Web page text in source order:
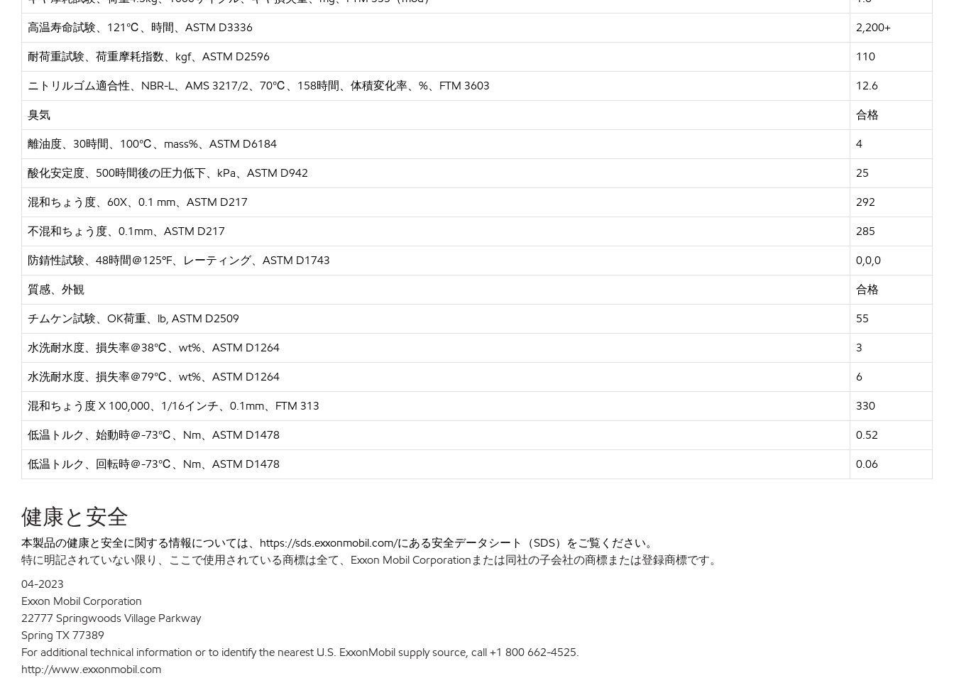
高温寿命試験、 121℃、時間、ASTM D3336
2,200+
耐荷重試験、荷重摩耗指数、 kgf、ASTM D2596
110
ニトリルゴム適合性、 NBR-L、AMS 3217/2、70℃、158時間、体積変化率、%、FTM 3603
12.6
臭気
合格
離油度、 30時間、100℃、mass%、ASTM D6184
4
酸化安定度、 500時間後の圧力低下、kPa、ASTM D942
25
混和ちょう度、 60X、0.1 mm、ASTM D217
292
不混和ちょう度、 0.1mm、ASTM D217
285
防錆性試験、 48時間＠125ºF、レーティング、ASTM D1743
0,0,0
質感、外観
合格
チムケン試験、 OK荷重、lb, ASTM D2509
55
水洗耐水度、損失率＠38℃、wt%、ASTM D1264
3
水洗耐水度、損失率＠79℃、wt%、ASTM D1264
6
混和ちょう度X 100,000、1/16インチ、0.1mm、FTM 313
330
低温トルク、始動時＠-73℃、Nm、ASTM D1478
0.52
低温トルク、回転時＠-73℃、Nm、ASTM D1478 0.06
健康と安全
本製品の健康と安全に関する情報については、 https://sds.exxonmobil.com/にある安全データシート（SDS）をご覧ください。
特に明記されていない限り、ここで使用されている商標は全て、Exxon Mobil Corporationまたは同社の子会社の商標または登録商標です。
04-2023
Exxon Mobil Corporation
22777 Springwoods Village Parkway
Spring TX 77389
For additional technical information or to identify the nearest U.S. ExxonMobil supply source, call +1 800 662-4525.
http://www.exxonmobil.com